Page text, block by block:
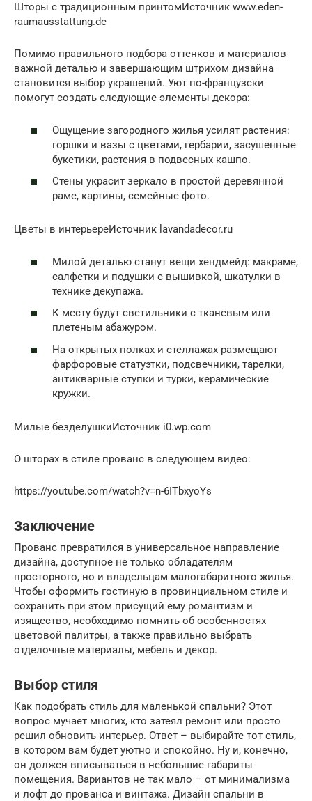
Шторы с традиционным принтомИсточник www.eden-
raumausstattung.de
Помимо правильного подбора оттенков и материалов
важной деталью и завершающим штрихом дизайна
становится выбор украшений. Уют по-французски
помогут создать следующие элементы декора:
Ощущение загородного жилья усилят растения:
горшки и вазы с цветами, гербарии, засушенные
букетики, растения в подвесных кашпо.
Стены украсит зеркало в простой деревянной
раме, картины, семейные фото.
Цветы в интерьереИсточник lavandadecor.ru
Милой деталью станут вещи хендмейд: макраме,
салфетки и подушки с вышивкой, шкатулки в
технике декупажа.
К месту будут светильники с тканевым или
плетеным абажуром.
На открытых полках и стеллажах размещают
фарфоровые статуэтки, подсвечники, тарелки,
антикварные ступки и турки, керамические
кружки.
Милые безделушкиИсточник i0.wp.com
О шторах в стиле прованс в следующем видео:
https://youtube.com/watch?v=n-6ITbxyoYs
Заключение
Прованс превратился в универсальное направление
дизайна, доступное не только обладателям
просторного, но и владельцам малогабаритного жилья.
Чтобы оформить гостиную в провинциальном стиле и
сохранить при этом присущий ему романтизм и
изящество, необходимо помнить об особенностях
цветовой палитры, а также правильно выбрать
отделочные материалы, мебель и декор.
Выбор стиля
Как подобрать стиль для маленькой спальни? Этот
вопрос мучает многих, кто затеял ремонт или просто
решил обновить интерьер. Ответ – выбирайте тот стиль,
в котором вам будет уютно и спокойно. Ну и, конечно,
он должен вписываться в небольшие габариты
помещения. Вариантов не так мало – от минимализма
и лофт до прованса и винтажа. Дизайн спальни в